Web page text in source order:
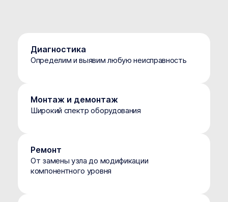
Диагностика
Определим и выявим любую неисправность
Монтаж и демонтаж
Широкий спектр оборудования
Ремонт
От замены узла до модификации
компонентного уровня